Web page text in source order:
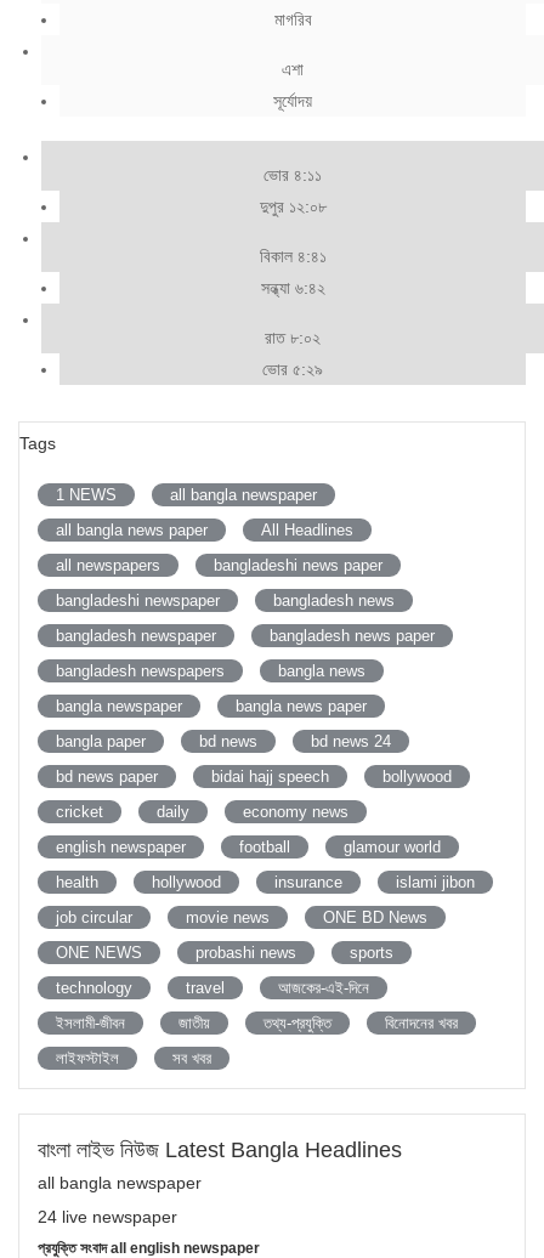
মাগরিব
এশা
সূর্যোদয়
ভোর ৪:১১
দুপুর ১২:০৮
বিকাল ৪:৪১
সন্ধ্যা ৬:৪২
রাত ৮:০২
ভোর ৫:২৯
Tags
1 NEWS
all bangla newspaper
all bangla news paper
All Headlines
all newspapers
bangladeshi news paper
bangladeshi newspaper
bangladesh news
bangladesh newspaper
bangladesh news paper
bangladesh newspapers
bangla news
bangla newspaper
bangla news paper
bangla paper
bd news
bd news 24
bd news paper
bidai hajj speech
bollywood
cricket
daily
economy news
english newspaper
football
glamour world
health
hollywood insurance
islami jibon
job circular
movie news
ONE BD News
ONE NEWS
probashi news
sports
technology
travel
আজকের-এই-দিনে
ইসলামী-জীবন
জাতীয় তথ্য-প্রযুক্তি
বিনোদনের খবর
লাইফস্টাইল
সব খবর
বাংলা লাইভ নিউজ Latest Bangla Headlines
all bangla newspaper
24 live newspaper
প্রযুক্তি সংবাদ all english newspaper